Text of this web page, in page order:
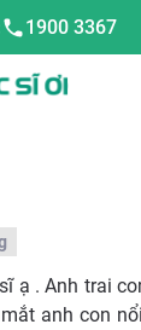
1900 3367
ạ . Anh trai
anh con